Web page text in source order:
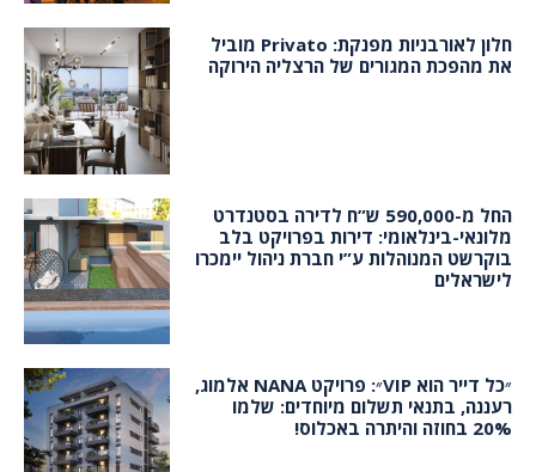
חלון לאורבניות מפנקת: Privato מוביל
את מהפכת המגורים של הרצליה הירוקה
החל מ-590,000 ש”ח לדירה בסטנדרט
מלונאי-בינלאומי: דירות בפרויקט בלב
בוקרשט המנוהלות ע”י חברת ניהול יימכרו
לישראלים
״כל דייר הוא VIP״: פרויקט NANA אלמוג,
רעננה, בתנאי תשלום מיוחדים: שלמו
20% בחוזה והיתרה באכלוס!